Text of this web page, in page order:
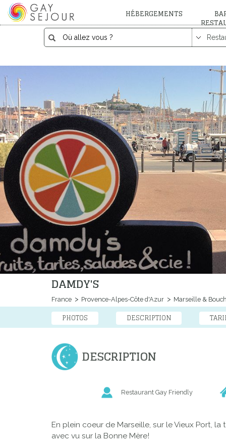
HÉBERGEMENTS
DAMDY'S
France Provence-Alpes-Côte d'Azur Marseille &
PHOTOS DESCRIPTION
DESCRIPTION
Restaurant Gay Friendly
En plein coeur de Marseille, sur le Vieux Port,
avec vu sur la Bonne Mère!